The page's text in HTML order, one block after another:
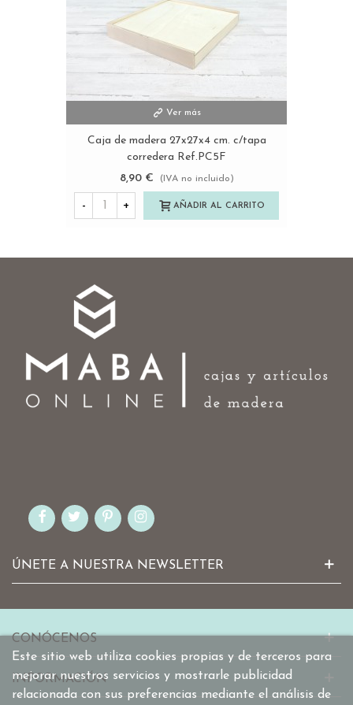
Ver más
Caja de madera 27x27x4 cm. c/tapa
corredera Ref.PC5F
8,90 €
(IVA no incluido)
- + AÑADIR AL CARRITO
ÚNETE A NUESTRA NEWSLETTER
Este sitio web utiliza cookies propias y de terceros para
mejorar nuestros servicios y mostrarle publicidad
relacionada con sus preferencias mediante el análisis de
CONÓCENOS
INFORMACIÓN